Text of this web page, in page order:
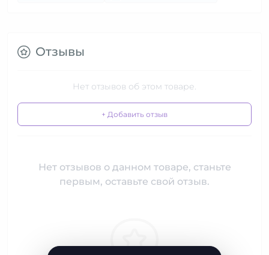
Отзывы
Нет отзывов об этом товаре.
+ Добавить отзыв
Нет отзывов о данном товаре, станьте
первым, оставьте свой отзыв.